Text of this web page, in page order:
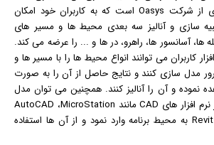
MassMotion نرم افزاری از شرکت Oasys است که به کاربران خود امکان
سازی و آنالیز سه بعدی محیط ها و مسیر های
ها، آسانسور ها، راهرو، در ها و ... را عرضه می کند.
کاربران می توانند انواع محیط ها را با مسیر ها و
مدل سازی کنند و نتایج حاصل از آن را به صورت
نموده و آن را آنالیز کنند. همچنین می توان مدل
های سه بعدی را از سایر نرم افزار های CAD مانند AutoCAD ،MicroStation
،Sketch-Up ،Rhino و Revit به محیط برنامه وارد نمود و از آن ها استفاده